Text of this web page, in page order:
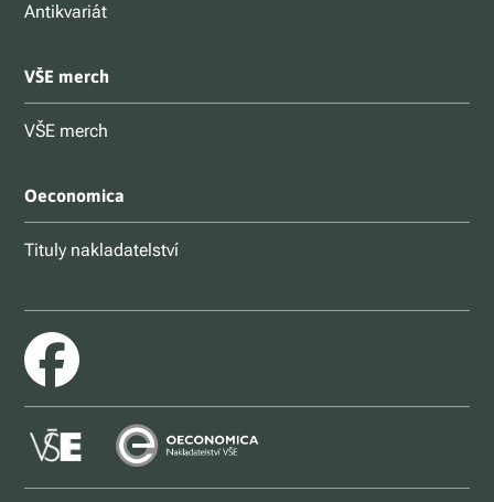
Antikvariát
VŠE merch
VŠE merch
Oeconomica
Tituly nakladatelství